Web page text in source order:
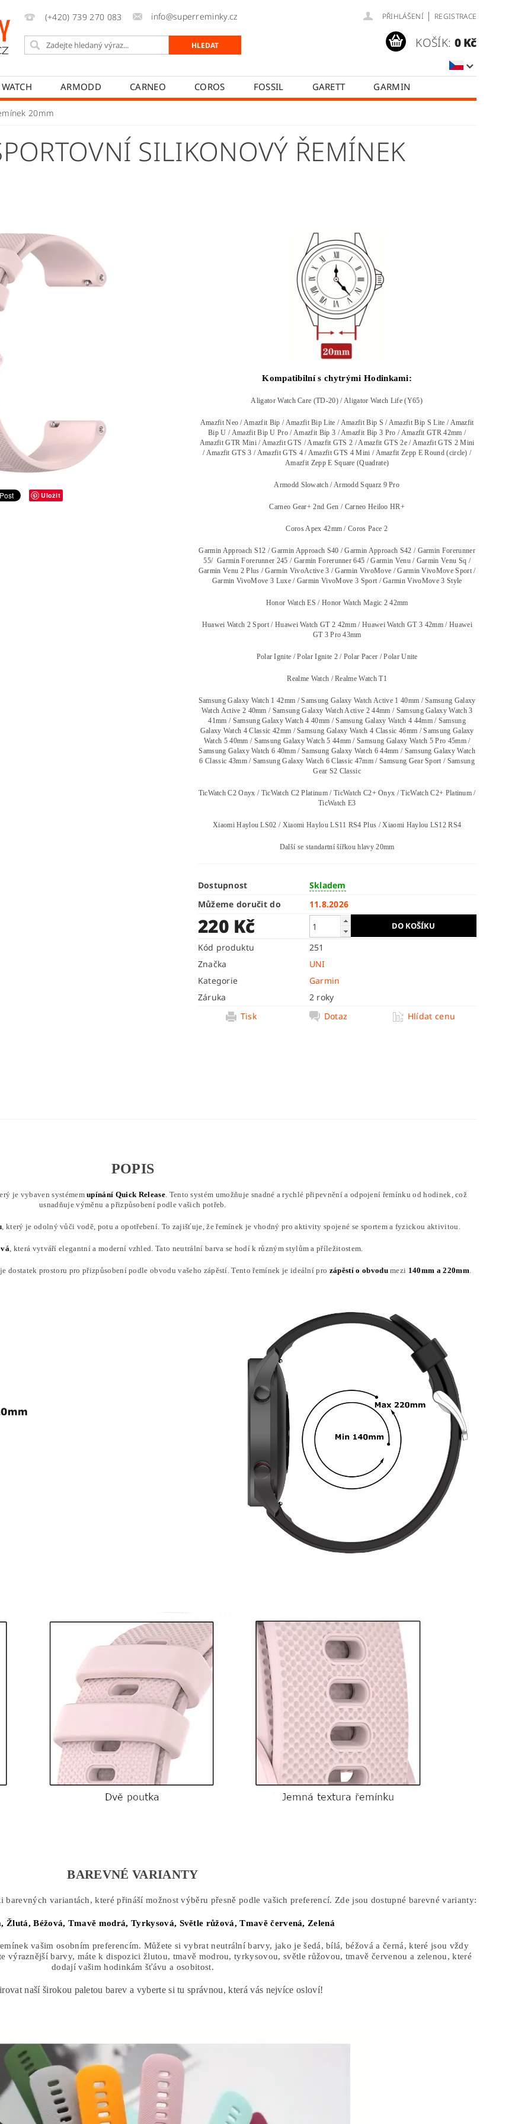
(+420) 739 270 083 info@superreminky.cz PŘIHLÁŠENÍ | REGISTRACE
KOŠÍK: 0 Kč
ARMODD CARNEO COROS FOSSIL GARETT
GARMIN
MYKRONOZ
JAK REKLAMOVAT JAK ODSTOUPIT OD SMLOUVY
20mm
SILIKONOVÝ ŘEMÍNEK
Uložit
Kompatibilní s chytrými Hodinkami:
Aligator Watch Care (TD-20) / Aligator Watch Life (Y65)
Amazfit Neo / Amazfit Bip / Amazfit Bip Lite / Amazfit Bip S / Amazfit Bip S Lite / Amazfit
Bip U / Amazfit Bip U Pro / Amazfit Bip 3 / Amazfit Bip 3 Pro / Amazfit GTR 42mm /
Amazfit GTR Mini / Amazfit GTS / Amazfit GTS 2 / Amazfit GTS 2e / Amazfit GTS 2 Mini
/ Amazfit GTS 3 / Amazfit GTS 4 / Amazfit GTS 4 Mini / Amazfit Zepp E Round (circle) /
Amazfit Zepp E Square (Quadrate)
Armodd Slowatch / Armodd Squarz 9 Pro
Carneo Gear+ 2nd Gen / Carneo Heiloo HR+
Coros Apex 42mm / Coros Pace 2
Garmin Approach S12 / Garmin Approach S40 / Garmin Approach S42 / Garmin Forerunner
55/ Garmin Forerunner 245 / Garmin Forerunner 645 / Garmin Venu / Garmin Venu Sq /
Garmin Venu 2 Plus / Garmin VivoActive 3 / Garmin VivoMove / Garmin VivoMove Sport /
Garmin VivoMove 3 Luxe / Garmin VivoMove 3 Sport / Garmin VivoMove 3 Style
Honor Watch ES / Honor Watch Magic 2 42mm
Huawei Watch 2 Sport / Huawei Watch GT 2 42mm / Huawei Watch GT 3 42mm / Huawei
GT 3 Pro 43mm
Polar Ignite / Polar Ignite 2 / Polar Pacer / Polar Unite
Realme Watch / Realme Watch T1
Samsung Galaxy Watch 1 42mm / Samsung Galaxy Watch Active 1 40mm / Samsung Galaxy
Watch Active 2 40mm / Samsung Galaxy Watch Active 2 44mm / Samsung Galaxy Watch 3
41mm / Samsung Galaxy Watch 4 40mm / Samsung Galaxy Watch 4 44mm / Samsung
Galaxy Watch 4 Classic 42mm / Samsung Galaxy Watch 4 Classic 46mm / Samsung Galaxy
Watch 5 40mm / Samsung Galaxy Watch 5 44mm / Samsung Galaxy Watch 5 Pro 45mm /
Samsung Galaxy Watch 6 40mm / Samsung Galaxy Watch 6 44mm / Samsung Galaxy Watch
6 Classic 43mm / Samsung Galaxy Watch 6 Classic 47mm / Samsung Gear Sport / Samsung
Gear S2 Classic
TicWatch C2 Onyx / TicWatch C2 Platinum / TicWatch C2+ Onyx / TicWatch C2+ Platinum /
TicWatch E3
Xiaomi Haylou LS02 / Xiaomi Haylou LS11 RS4 Plus / Xiaomi Haylou LS12 RS4
Další se standartní šířkou hlavy 20mm
Dostupnost
Skladem
Můžeme doručit do
11.8.2026
220 Kč
Kód produktu
251
Značka
UNI
Kategorie
Garmin
Záruka
2 roky
Tisk
Dotaz Hlídat cenu
POPIS
je vybaven systémemupínání Quick Release. Tento systém umožňuje snadné a rychlé připevnění a odpojení řemínku od hodinek, což
usnadňuje výměnu a přizpůsobení podle vašich potřeb.
, který je odolný vůči vodě, potu a opotřebení. To zajišťuje, že řemínek je vhodný pro aktivity spojené se sportem a fyzickou aktivitou.
, která vytváří elegantní a moderní vzhled. Tato neutrální barva se hodí k různým stylům a příležitostem.
dostatek prostoru pro přizpůsobení podle obvodu vašeho zápěstí. Tento řemínek je ideální pro zápěstí o obvodumezi 140mm a 220mm.
BAREVNÉ VARIANTY
variantách, které přináší možnost výběru přesně podle vašich preferencí. Zde jsou dostupné barevné varianty:
Žlutá,Béžová, Tmavě modrá, Tyrkysová, Světle růžová,Tmavě červená, Zelená
vašim osobním preferencím. Můžete si vybrat neutrální barvy, jako je šedá, bílá, béžová a černá, které jsou vždy
výraznější barvy, máte k dispozici žlutou, tmavě modrou, tyrkysovou, světle růžovou, tmavě červenou a zelenou, které
dodají vašim hodinkám šťávu a osobitost.
naší širokou paletou barev a vyberte si tu správnou, která vás nejvíce osloví!